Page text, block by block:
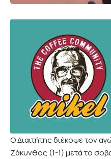
Ο Διαιτήτης διέκοψε τον
Ζάκυνθος (1-1) μετά το